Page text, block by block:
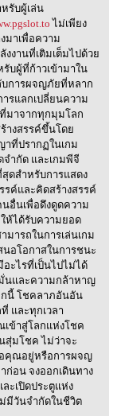
รับผู้เล่น
ไม่เพียง
มาเพื่อความ
งานที่เติมเต็มไปด้วย
บผู้ที่ก้าวเข้ามาใน
บการผจญภัยที่หลาก
รแลกเปลี่ยนความ
มาจากทุกมุมโลก
างสรรค์ขึ้นโดย
ที่ปรากฏในเกม
ำกัด และเกมพีจี
ดสำหรับการแสดง
รค์และคิดสร้างสรรค์
อื่นเพื่อดึงดูดความ
ห้ได้รับความยอด
มารถในการเล่นเกม
นอโอกาสในการชนะ
ะไรที่เป็นไปไม่ได้
นและความกล้าหาญ
กนี้ โชคลาภอันอัน
และทุกเวลา
เข้าสู่โลกแห่งโชค
สุ่มโชค ไม่ว่าจะ
อคุณอยู่หรือการผจญ
ก่อน จงออกเดินทาง
ะเปิดประตูแห่ง
มีวันจำกัดในชีวิต